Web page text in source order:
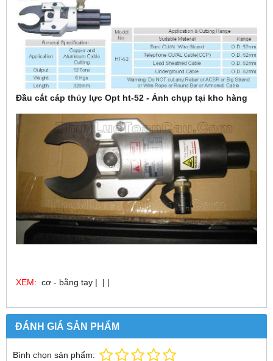
Đầu cắt cáp thủy lực Opt ht-52 - Ảnh chụp tại kho hàng
XEM: cơ - bằng tay | | |
ĐÁNH GIÁ SẢN PHẨM
Bình chọn sản phẩm: